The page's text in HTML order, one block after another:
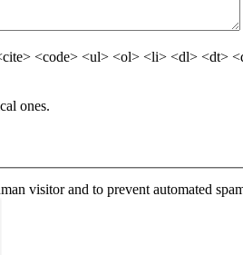
<code> <ul> <ol> <li> <dl> <dt>
ones.
visitor and to prevent automated